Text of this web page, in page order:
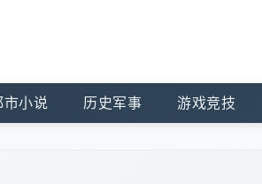
市小说 历史军事 游戏竞技